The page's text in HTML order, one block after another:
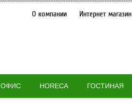
О компании Интернет магазин
ОФИС HORECA ГОСТИНАЯ